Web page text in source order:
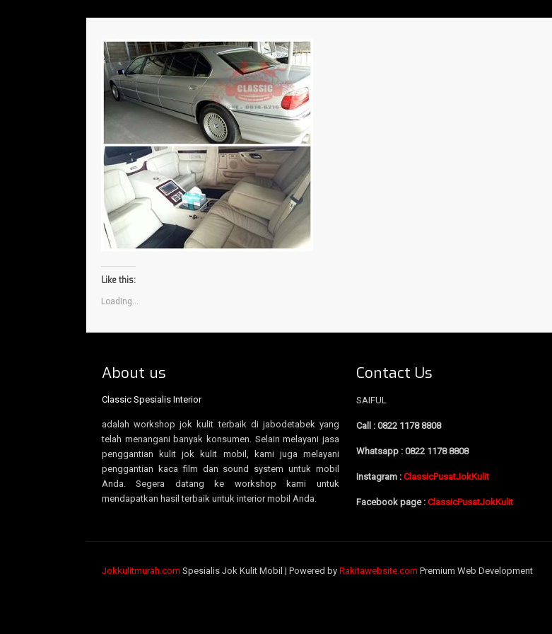
Like this:
Loading...
About us
Classic Spesialis Interior
adalah workshop jok kulit terbaik di jabodetabek yang
telah menangani banyak konsumen. Selain melayani jasa
penggantian kulit jok kulit mobil, kami juga melayani
penggantian kaca film dan sound system untuk mobil
Anda. Segera datang ke workshop kami untuk
mendapatkan hasil terbaik untuk interior mobil Anda.
Contact Us
SAIFUL
Call : 0822 1178 8808
Whatsapp : 0822 1178 8808
Instagram : ClassicPusatJokKulit
Facebook page : ClassicPusatJokKulit
Jokkulitmurah.com Spesialis Jok Kulit Mobil | Powered by Rakitawebsite.com Premium Web Development